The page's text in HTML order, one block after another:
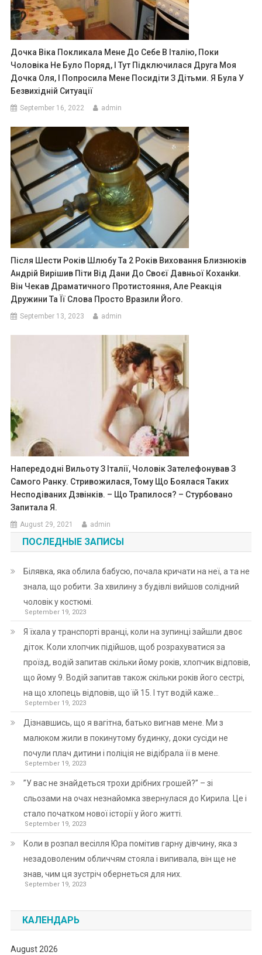
Дочка Віка Покликала Мене До Себе В Італію, Поки
Чоловіка Не Було Поряд, І Тут Підключилася Друга Моя
Дочка Оля, І Попросила Мене Посидіти З Дітьми. Я Була У
Безвихідній Ситуації
September 16, 2022 admin
Після Шести Років Шлюбу Та 2 Років Виховання Близнюків
Андрій Вирішив Піти Від Дани До Своєї Давньої Коханkи.
Він Чекав Драматичного Протистояння, Але Реакція
Дружини Та Її Слова Просто Вразили Його.
September 13, 2023 admin
Напередодні Вильоту З Італії, Чоловік Зателефонував З
Самого Ранку. Стривожилася, Тому Що Боялася Таких
Несподіваних Дзвінків. – Що Трапилося? – Стурбовано
Запитала Я.
August 29, 2021 admin
ПОСЛЕДНЫЕ ЗАПИСЫ
Білявка, яка облила бабусю, почала кричати на неї, а та не
знала, що робити. За хвилину з будівлі вийшов солідний
чоловік у костюмі.
September 19, 2023
Я їхала у транспорті вранці, коли на зупинці зайшли двоє
діток. Коли хлопчик підійшов, щоб розрахуватися за
проїзд, водій запитав скільки йому років, хлопчик відповів,
що йому 9. Водій запитав також скільки років його сестрі,
на що хлопець відповів, що їй 15. І тут водій каже…
September 19, 2023
Дізнавшись, що я вагітна, батько вигнав мене. Ми з
малюком жили в покинутому будинку, доки сусіди не
почули плач дитини і поліція не відібрала її в мене.
September 19, 2023
”У вас не знайдеться трохи дрібних грошей?” – зі
сльозами на очах незнайомка звернулася до Кирила. Це і
стало початком нової історії у його житті.
September 19, 2023
Коли в розпал весілля Юра помітив гарну дівчину, яка з
незадоволеним обличчям стояла і випивала, він ще не
знав, чим ця зустріч обернеться для них.
September 19, 2023
КАЛЕНДАРЬ
August 2026